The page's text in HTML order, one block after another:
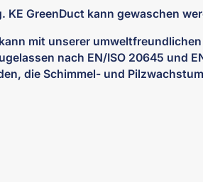
KE GreenDuct kann gewaschen
mit unserer
nach EN/ISO 20645 und
die Schimmel- und